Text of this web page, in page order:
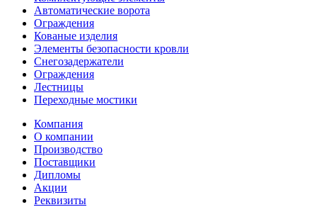
Автоматические ворота
Ограждения
Кованые изделия
Элементы безопасности кровли
Снегозадержатели
Ограждения
Лестницы
Переходные мостики
Компания
О компании
Производство
Поставщики
Дипломы
Акции
Реквизиты